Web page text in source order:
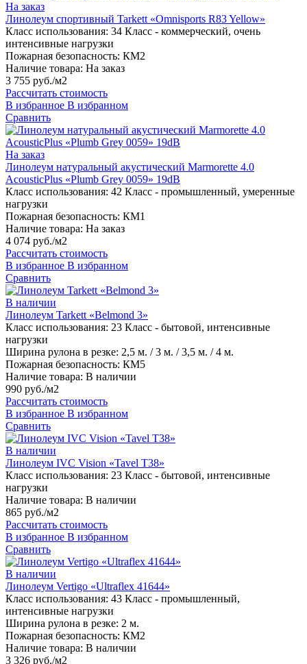
На заказ
Линолеум спортивный Tarkett «Omnisports R83 Yellow»
Класс использования: 34 Класс - коммерческий, очень
интенсивные нагрузки
Пожарная безопасность: КМ2
Наличие товара: На заказ
3 755 руб./м2
Рассчитать стоимость
В избранное В избранном
Сравнить
На заказ
Линолеум натуральный акустический Marmorette 4.0
AcousticPlus «Plumb Grey 0059» 19dB
Класс использования: 42 Класс - промышленный, умеренные
нагрузки
Пожарная безопасность: КМ1
Наличие товара: На заказ
4 074 руб./м2
Рассчитать стоимость
В избранное В избранном
Сравнить
В наличии
Линолеум Tarkett «Belmond 3»
Класс использования: 23 Класс - бытовой, интенсивные
нагрузки
Ширина рулона в резке: 2,5 м. / 3 м. / 3,5 м. / 4 м.
Пожарная безопасность: КМ5
Наличие товара: В наличии
990 руб./м2
Рассчитать стоимость
В избранное В избранном
Сравнить
В наличии
Линолеум IVC Vision «Tavel T38»
Класс использования: 23 Класс - бытовой, интенсивные
нагрузки
Наличие товара: В наличии
865 руб./м2
Рассчитать стоимость
В избранное В избранном
Сравнить
В наличии
Линолеум Vertigo «Ultraflex 41644»
Класс использования: 43 Класс - промышленный,
интенсивные нагрузки
Ширина рулона в резке: 2 м.
Пожарная безопасность: КМ2
Наличие товара: В наличии
3 326 руб./м2